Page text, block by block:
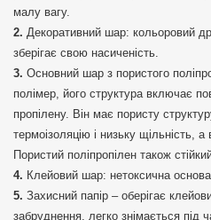
малу вагу.
Декоративний шар: кольоровий
зберігає свою насиченість.
Основний шар з пористого
полімер, його структура включає
пропілену. Він має пористу
термоізоляцію і низьку щільність, а
Пористий поліпропілен також
Клейовий шар: нетоксична основа
Захисний папір – оберігає
забруднення, легко знімається під